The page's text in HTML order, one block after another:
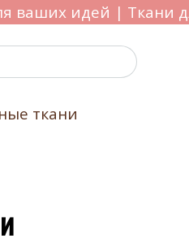
ваших идей | Ткани
ткани